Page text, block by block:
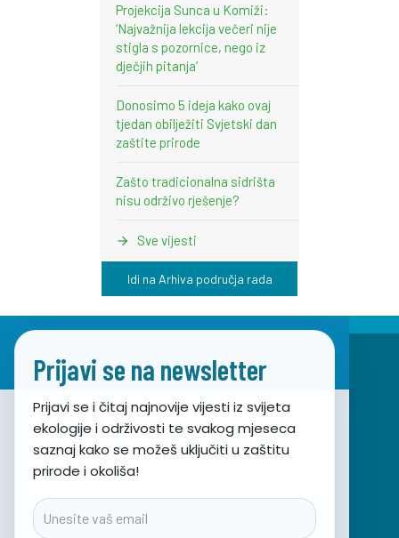
Projekcija Sunca u Komiži:
‘Najvažnija lekcija večeri nije
stigla s pozornice, nego iz
dječjih pitanja’
Donosimo 5 ideja kako ovaj
tjedan obilježiti Svjetski dan
zaštite prirode
Zašto tradicionalna sidrišta
nisu održivo rješenje?
Sve vijesti
Idi na Arhiva područja rada
Prijavi se na newsletter
Prijavi se i čitaj najnovije vijesti iz svijeta
ekologije i održivosti te svakog mjeseca
saznaj kako se možeš uključiti u zaštitu
prirode i okoliša!
Email
Udruga za prirodu, okoliš i održivi razvoj Sunce
Obala hrvatskog narodnog preporoda 7
21000 Split, Hrvatska
email:info@sunce-st.org